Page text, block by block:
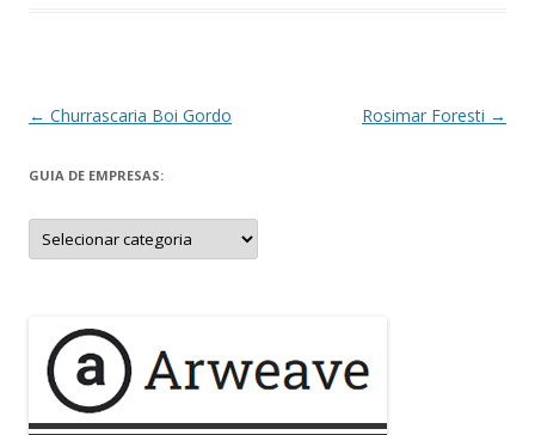
Navegação
posts
← Churrascaria Boi Gordo Rosimar Foresti →
GUIA DE EMPRESAS:
Guia
de
Empresas: